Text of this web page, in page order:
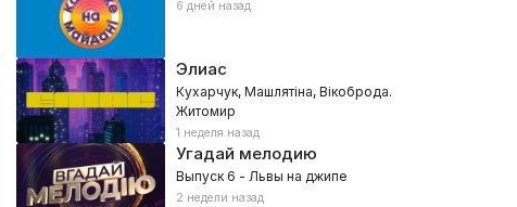
6 дней назад
Элиас
Кухарчук, Машлятіна, Вікоброда.
Житомир
1 неделя назад
Угадай мелодию
Выпуск 6 - Львы на джипе
2 недели назад